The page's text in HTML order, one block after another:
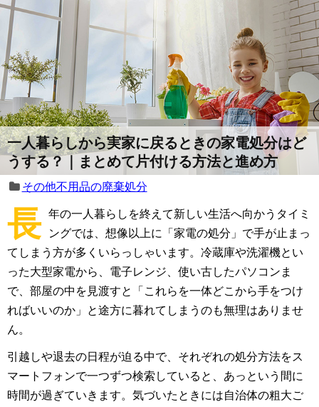
一人暮らしから実家に戻るときの家電処分はど
うする？｜まとめて片付ける方法と進め方
その他不用品の廃棄処分
長 年の一人暮らしを終えて新しい生活へ向かうタイミ
ングでは、想像以上に「家電の処分」で手が止まっ
てしまう方が多くいらっしゃいます。冷蔵庫や洗濯機とい
った大型家電から、電子レンジ、使い古したパソコンま
で、部屋の中を見渡すと「これらを一体どこから手をつけ
ればいいのか」と途方に暮れてしまうのも無理はありませ
ん。
引越しや退去の日程が迫る中で、それぞれの処分方法をス
マートフォンで一つずつ検索していると、あっという間に
時間が過ぎていきます。気づいたときには自治体の粗大ご